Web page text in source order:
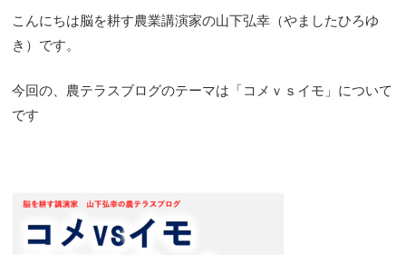
こんにちは脳を耕す農業講演家の山下弘幸（やましたひろゆ
き）です。
今回の、農テラスブログのテーマは「コメｖｓイモ」について
です